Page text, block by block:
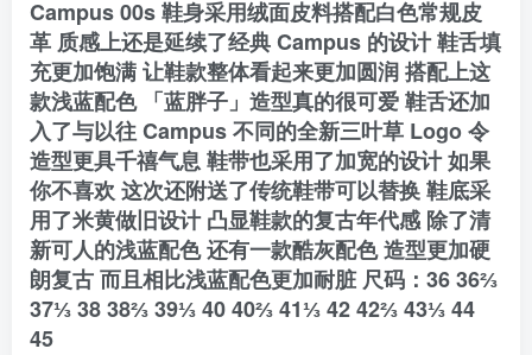
Campus 00s 鞋身采用绒面皮料搭配白色常规皮
革 质感上还是延续了经典 Campus 的设计 鞋舌填
充更加饱满 让鞋款整体看起来更加圆润 搭配上这
款浅蓝配色 「蓝胖子」造型真的很可爱 鞋舌还加
入了与以往 Campus 不同的全新三叶草 Logo 令
造型更具千禧气息 鞋带也采用了加宽的设计 如果
你不喜欢 这次还附送了传统鞋带可以替换 鞋底采
用了米黄做旧设计 凸显鞋款的复古年代感 除了清
新可人的浅蓝配色 还有一款酷灰配色 造型更加硬
朗复古 而且相比浅蓝配色更加耐脏 尺码：36 36⅔
37⅓ 38 38⅔ 39⅓ 40 40⅔ 41⅓ 42 42⅔ 43⅓ 44
45